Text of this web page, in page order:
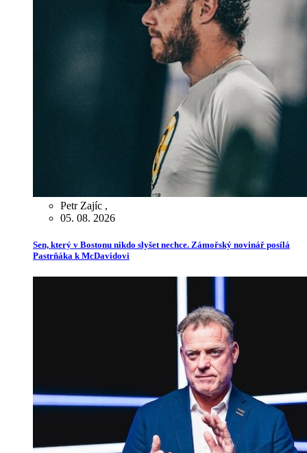
Petr Zajíc ,
05. 08. 2026
Sen, který v Bostonu nikdo slyšet nechce. Zámořský novinář posílá
Pastrňáka k McDavidovi